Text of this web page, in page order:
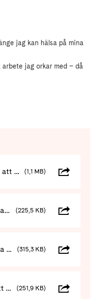
jag kan hälsa på mina
arbete jag orkar med – då
Mohammad berättar om att leva med MS (1,1 MB)
Krista Smedeland berättar om att leva med MS (225,5 KB)
Iréne berättar om att leva med ms (315,3 KB)
Charlotte berättar om att leva med ms (251,9 KB)